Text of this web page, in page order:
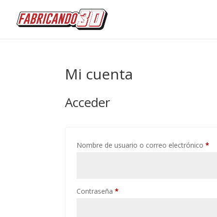
Mi cuenta
Acceder
Nombre de usuario o correo electrónico*
Contraseña*